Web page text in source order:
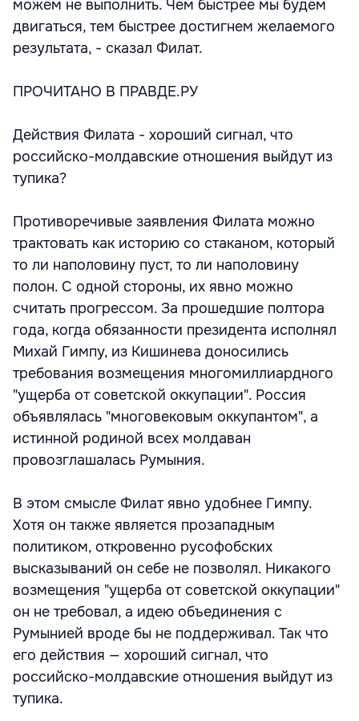
можем не выполнить. Чем быстрее мы будем
двигаться, тем быстрее достигнем желаемого
результата, - сказал Филат.
ПРОЧИТАНО В ПРАВДЕ.РУ
Действия Филата - хороший сигнал, что
российско-молдавские отношения выйдут из
тупика?
Противоречивые заявления Филата можно
трактовать как историю со стаканом, который
то ли наполовину пуст, то ли наполовину
полон. С одной стороны, их явно можно
считать прогрессом. За прошедшие полтора
года, когда обязанности президента исполнял
Михай Гимпу, из Кишинева доносились
требования возмещения многомиллиардного
"ущерба от советской оккупации". Россия
объявлялась "многовековым оккупантом", а
истинной родиной всех молдаван
провозглашалась Румыния.
В этом смысле Филат явно удобнее Гимпу.
Хотя он также является прозападным
политиком, откровенно русофобских
высказываний он себе не позволял. Никакого
возмещения "ущерба от советской оккупации"
он не требовал, а идею объединения с
Румынией вроде бы не поддерживал. Так что
его действия — хороший сигнал, что
российско-молдавские отношения выйдут из
тупика.